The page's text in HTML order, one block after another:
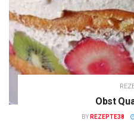
Obst
BY REZEPTE38